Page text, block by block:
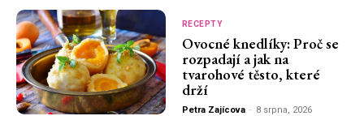
RECEPTY
Ovocné knedlíky: Proč se
rozpadají a jak na
tvarohové těsto, které
drží
Petra Zajícova - 8 srpna, 2026